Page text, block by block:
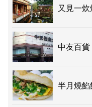
又見一炊
中友百貨
半月燒